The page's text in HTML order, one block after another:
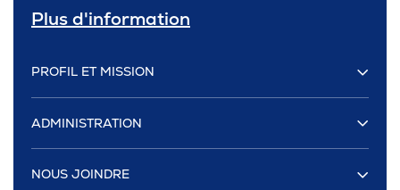
Plus d'information
PROFIL ET MISSION
ADMINISTRATION
NOUS JOINDRE